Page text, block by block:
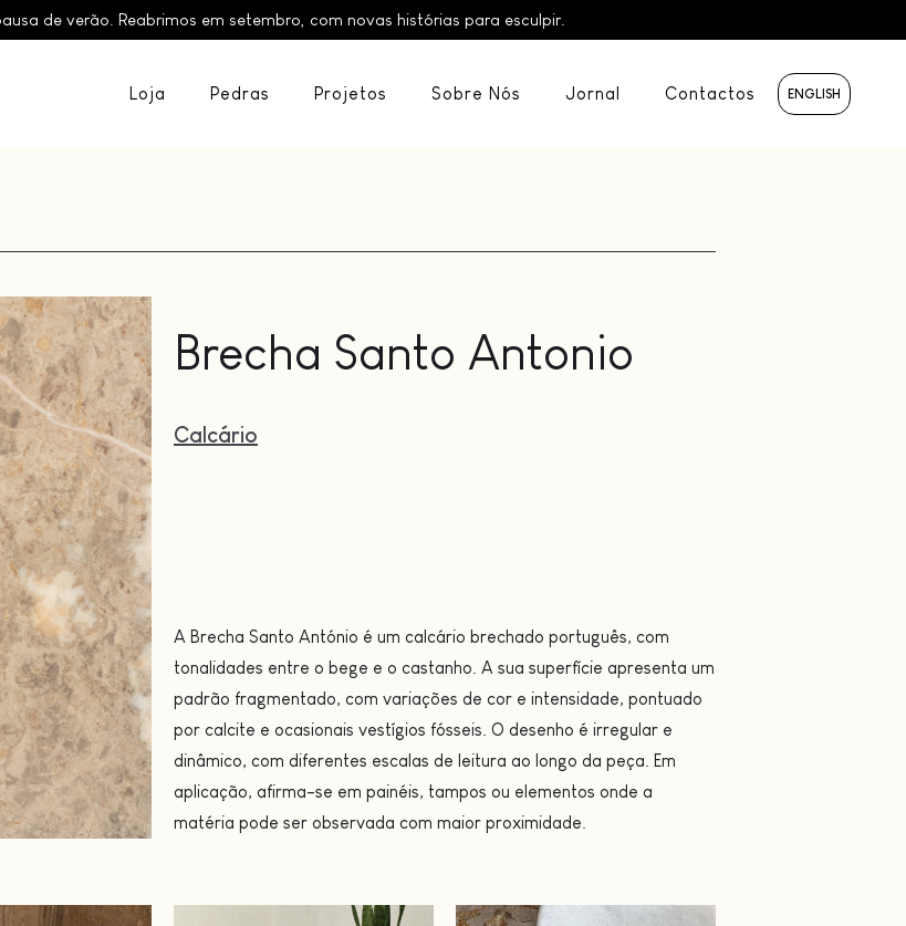
de verão. Reabrimos em setembro, com novas histórias para esculpir.
Loja Pedras Projetos Sobre Nós Jornal Contactos ENGLISH
Brecha Santo Antonio
Calcário
A Brecha Santo António é um calcário brechado português, com
tonalidades entre o bege e o castanho. A sua superfície apresenta um
padrão fragmentado, com variações de cor e intensidade, pontuado
por calcite e ocasionais vestígios fósseis. O desenho é irregular e
dinâmico, com diferentes escalas de leitura ao longo da peça. Em
aplicação, afirma-se em painéis, tampos ou elementos onde a
matéria pode ser observada com maior proximidade.